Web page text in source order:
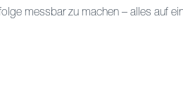
messbar zu machen – alles auf